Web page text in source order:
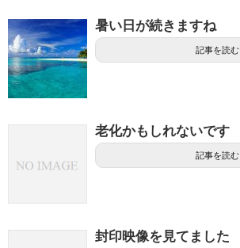
暑い日が続きますね
記事を読む
老化かもしれないです
記事を読む
封印映像を見てました